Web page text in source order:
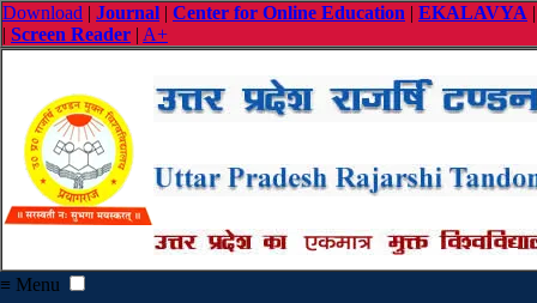
Download | Journal | Center for Online Education | EKALAVYA
| Screen Reader | A+
≡ Menu